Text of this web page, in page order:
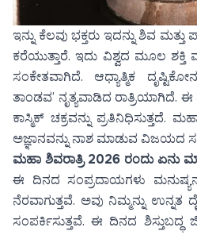
ಇನ್ನು ಕೆಲವು ಭಕ್ತರು ಇದನ್ನು ಶಿವ
ಕರೆಯುತ್ತಾರೆ. ಇದು ವಿಶ್ವದ ಮೂಲ ಶಕ್ತಿ
ಸಂಕೇತವಾಗಿದೆ. ಆಧ್ಯಾತ್ಮಿಕ
ತಾಂಡವ’ ನೃತ್ಯವಾಡಿದ ರಾತ್ರಿಯಾಗಿದೆ. ಈ
ಕಾಸ್ಮಿಕ್ ಚಕ್ರವನ್ನು ಪ್ರತಿನಿಧಿಸುತ್ತದೆ.
ಅಜ್ಞಾನವನ್ನು ನಾಶ ಮಾಡುವ ವಿಜಯದ
ಮಹಾ ಶಿವರಾತ್ರಿ 2026 ರಂದು ಏನು
ಈ ದಿನದ ಸಂಪ್ರದಾಯಗಳು
ನೆರವಾಗುತ್ತವೆ. ಅವು ನಿಮ್ಮನ್ನು ಉನ್ನತ
ಸಂಪರ್ಕಿಸುತ್ತವೆ. ಈ ದಿನದ ಶಿಸ್ತುಬದ್ಧ